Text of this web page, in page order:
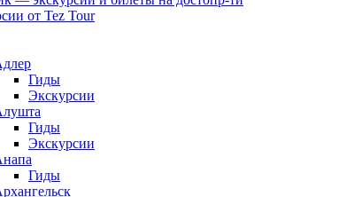
от Tez Tour
Гиды
Экскурсии
Гиды
Экскурсии
Гиды